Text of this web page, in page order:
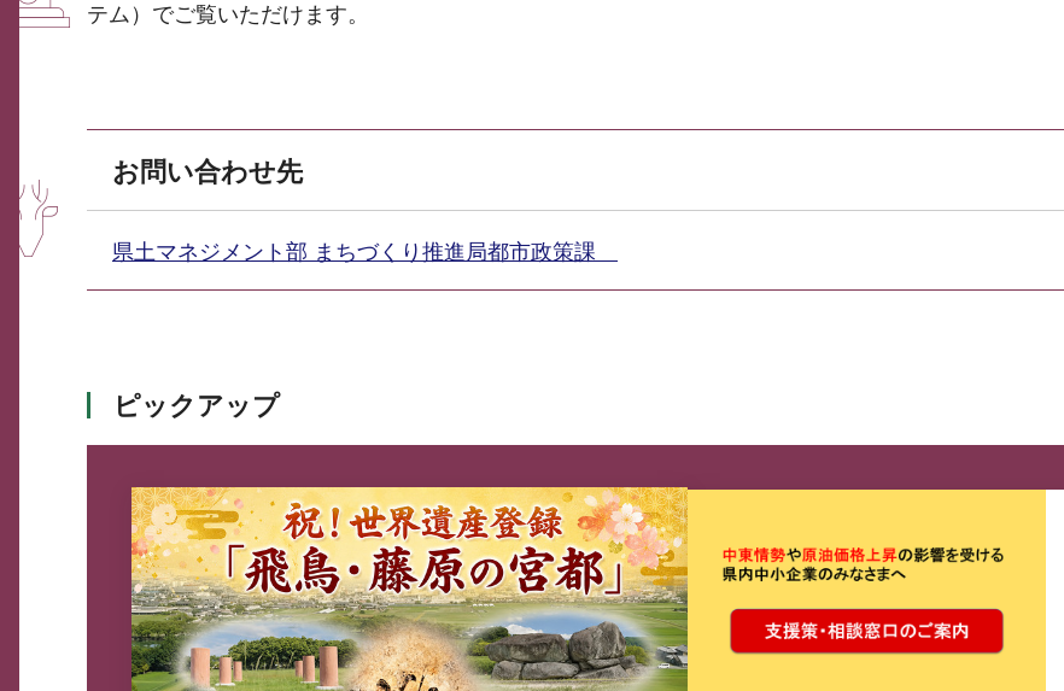
テム）でご覧いただけます。
お問い合わせ先
県土マネジメント部 まちづくり推進局都市政策課
ピックアップ